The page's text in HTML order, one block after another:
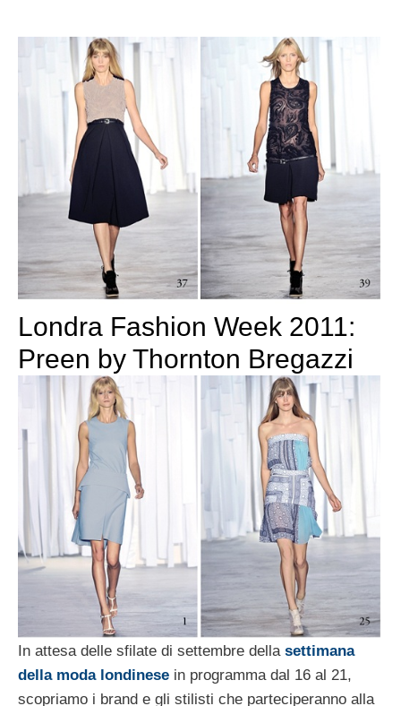
Londra Fashion Week 2011:
Preen by Thornton Bregazzi
In attesa delle sfilate di settembre della settimana
della moda londinese in programma dal 16 al 21,
scopriamo i brand e gli stilisti che parteciperanno alla